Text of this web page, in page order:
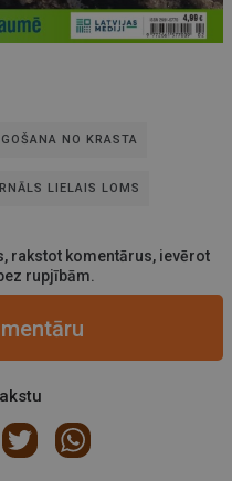
NO KRASTA
LIELAIS LOMS
rakstot komentārus, ievērot
rupjībām.